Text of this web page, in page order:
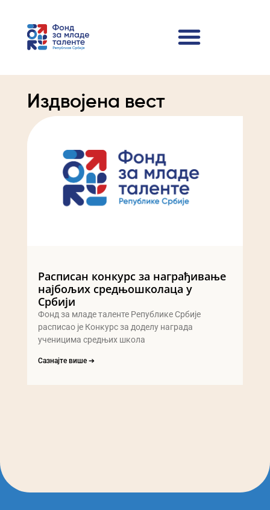
Издвојена вест
Расписан конкурс за награђивање
најбољих средњошколаца у
Србији
Фонд за младе таленте Републике Србије
расписао је Конкурс за доделу награда
ученицима средњих школа
Сазнајте више ➔